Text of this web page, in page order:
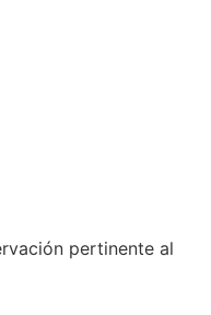
pertinente al